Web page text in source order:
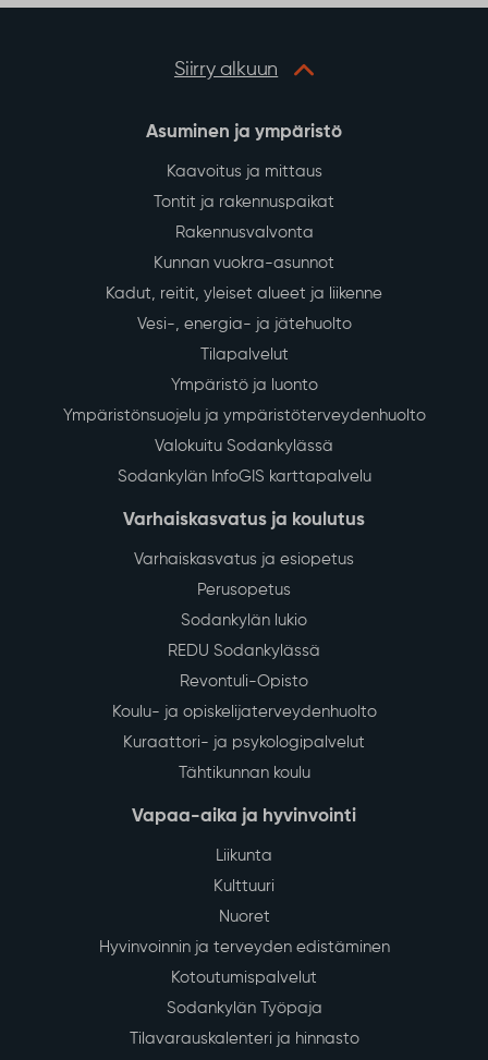
Siirry alkuun
Asuminen ja ympäristö
Kaavoitus ja mittaus
Tontit ja rakennuspaikat
Rakennusvalvonta
Kunnan vuokra-asunnot
Kadut, reitit, yleiset alueet ja liikenne
Vesi-, energia- ja jätehuolto
Tilapalvelut
Ympäristö ja luonto
Ympäristönsuojelu ja ympäristöterveydenhuolto
Valokuitu Sodankylässä
Sodankylän InfoGIS karttapalvelu
Varhaiskasvatus ja koulutus
Varhaiskasvatus ja esiopetus
Perusopetus
Sodankylän lukio
REDU Sodankylässä
Revontuli-Opisto
Koulu- ja opiskelijaterveydenhuolto
Kuraattori- ja psykologipalvelut
Tähtikunnan koulu
Vapaa-aika ja hyvinvointi
Liikunta
Kulttuuri
Nuoret
Hyvinvoinnin ja terveyden edistäminen
Kotoutumispalvelut
Sodankylän Työpaja
Tilavarauskalenteri ja hinnasto